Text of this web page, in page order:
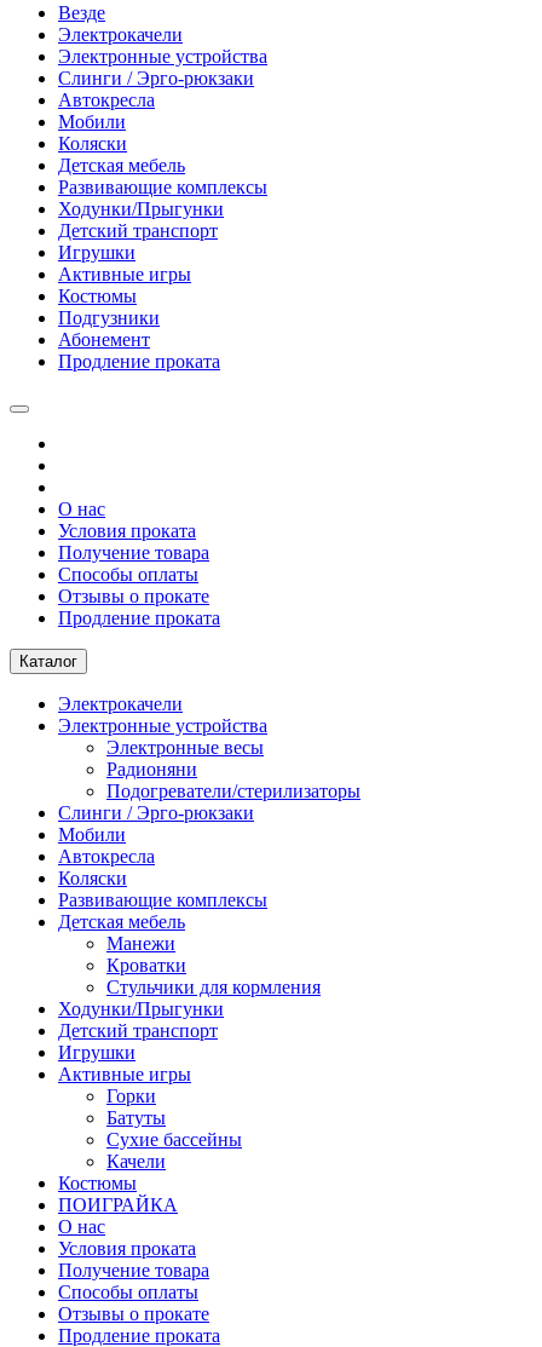
Везде
Электрокачели
Электронные устройства
Слинги / Эрго-рюкзаки
Автокресла
Мобили
Коляски
Детская мебель
Развивающие комплексы
Ходунки/Прыгунки
Детский транспорт
Игрушки
Активные игры
Костюмы
Подгузники
Абонемент
Продление проката
О нас
Условия проката
Получение товара
Способы оплаты
Отзывы о прокате
Продление проката
Каталог
Электрокачели
Электронные устройства
Электронные весы
Радионяни
Подогреватели/стерилизаторы
Слинги / Эрго-рюкзаки
Мобили
Автокресла
Коляски
Развивающие комплексы
Детская мебель
Манежи
Кроватки
Стульчики для кормления
Ходунки/Прыгунки
Детский транспорт
Игрушки
Активные игры
Горки
Батуты
Сухие бассейны
Качели
Костюмы
ПОИГРАЙКА
О нас
Условия проката
Получение товара
Способы оплаты
Отзывы о прокате
Продление проката